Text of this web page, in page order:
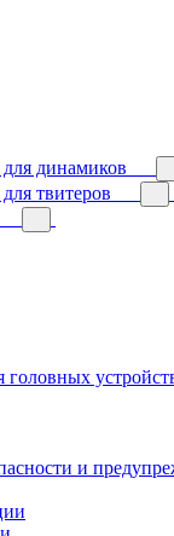
динамиков
твитеров
и